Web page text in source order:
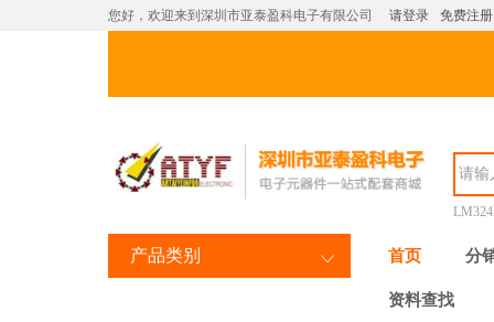
您好，欢迎来到深圳市亚泰盈科电子有限公司 请登录 免费注册
产品类别 首页 分
资料查找